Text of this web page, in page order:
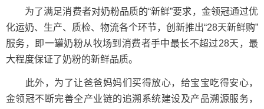
为了满足消费者对奶粉品质的“新鲜”要求，金领冠通过优
化运奶、生产、质检、物流各个环节，创新推出“28天新鲜购”
服务，即一罐奶粉从牧场到消费者手中最长不超过28天，最
大程度保证了奶粉的新鲜品质。
此外，为了让爸爸妈妈们买得放心，给宝宝吃得安心，
金领冠不断完善全产业链的追溯系统建设及产品溯源服务，